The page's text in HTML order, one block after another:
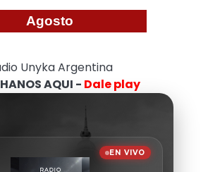
Agosto
Unyka Argentina
AQUI - Dale play